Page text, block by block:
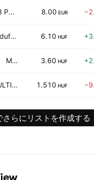
O3 Partners NV 8.00 EUR
Epduferr Nyrt. 6.10 HUF
MEGAKRAN Plc. 3.60 HUF
MULTIHOME Ingatlanforgalmazo Nyilvanosan Mukodo Reszvenytarsasag 1.510 HUF
さらにリストを作成する